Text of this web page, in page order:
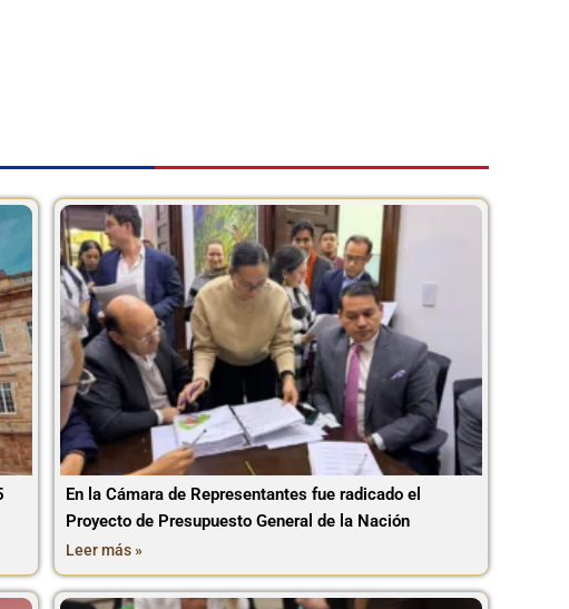
En la Cámara de Representantes fue radicado el
Proyecto de Presupuesto General de la Nación
Leer más »